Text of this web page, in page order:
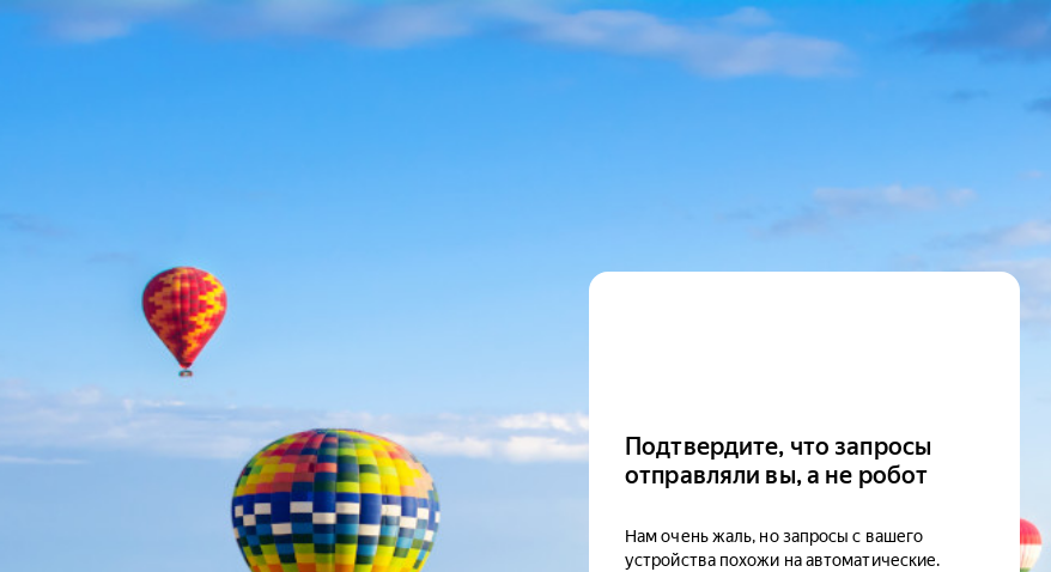
Подтвердите, что запросы
отправляли вы, а не робот
Нам очень жаль, но запросы с вашего
устройства похожи на автоматические.